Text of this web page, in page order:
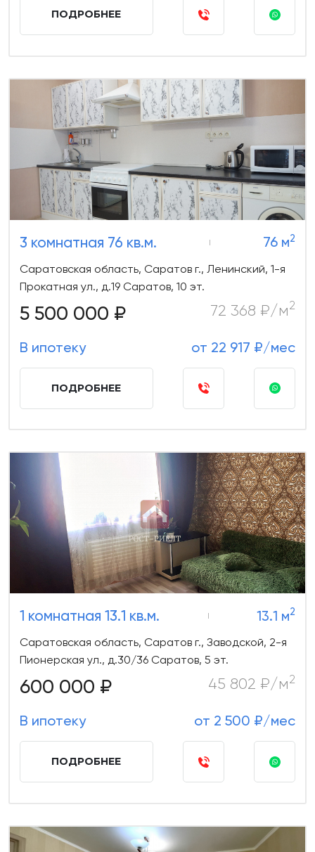
ПОДРОБНЕЕ
3 комнатная 76 кв.м. 76 м2
Саратовская область, Саратов г., Ленинский, 1-я
Прокатная ул., д.19 Саратов, 10 эт.
5 500 000 ₽ 72 368 ₽/м2
В ипотеку от 22 917 ₽/мес
ПОДРОБНЕЕ
1 комнатная 13.1 кв.м. 13.1 м2
Саратовская область, Саратов г., Заводской, 2-я
Пионерская ул., д.30/36 Саратов, 5 эт.
600 000 ₽ 45 802 ₽/м2
В ипотеку от 2 500 ₽/мес
ПОДРОБНЕЕ